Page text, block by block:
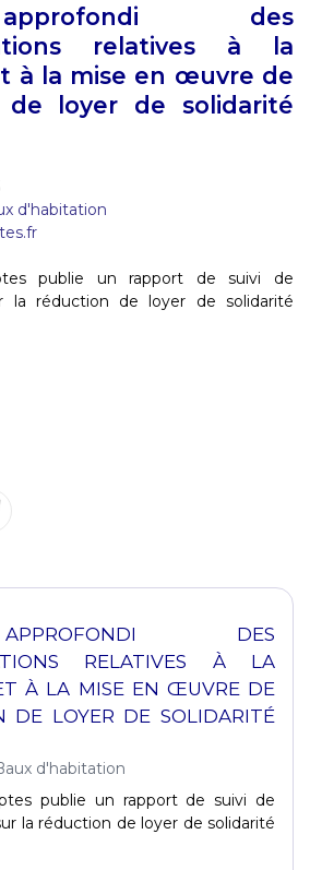
des
relatives à la
à la mise en œuvre de
loyer de solidarité
d'habitation
publie un rapport de suivi de
la réduction de loyer de solidarité
DES
RELATIVES À LA
À LA MISE EN ŒUVRE DE
DE LOYER DE SOLIDARITÉ
d'habitation
publie un rapport de suivi de
la réduction de loyer de solidarité